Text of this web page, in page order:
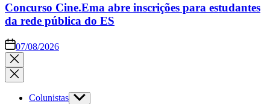
Concurso Cine.Ema abre inscrições para estudantes
da rede pública do ES
07/08/2026
Colunistas